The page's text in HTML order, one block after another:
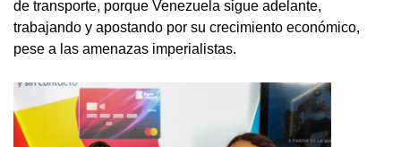
de transporte, porque Venezuela sigue adelante,
trabajando y apostando por su crecimiento económico,
pese a las amenazas imperialistas.